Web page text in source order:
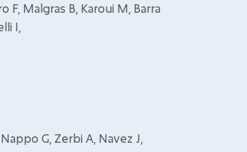
F, Malgras B, Karoui M, Barra
I,
G, Zerbi A, Navez J,